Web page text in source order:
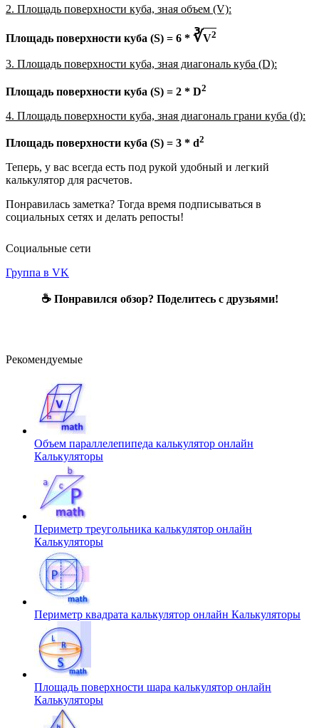
2. Площадь поверхности куба, зная объем (V):
Площадь поверхности куба (S) = 6 * ∛V2
3. Площадь поверхности куба, зная диагональ куба (D):
Площадь поверхности куба (S) = 2 * D2
4. Площадь поверхности куба, зная диагональ грани куба (d):
Площадь поверхности куба (S) = 3 * d2
Теперь, у вас всегда есть под рукой удобный и легкий
калькулятор для расчетов.
Понравилась заметка? Тогда время подписываться в
социальных сетях и делать репосты!
Социальные сети
Группа в VK
☕ Понравился обзор? Поделитесь с друзьями!
Рекомендуемые
Объем параллелепипеда калькулятор онлайн
Калькуляторы
Периметр треугольника калькулятор онлайн
Калькуляторы
Периметр квадрата калькулятор онлайн Калькуляторы
Площадь поверхности шара калькулятор онлайн
Калькуляторы